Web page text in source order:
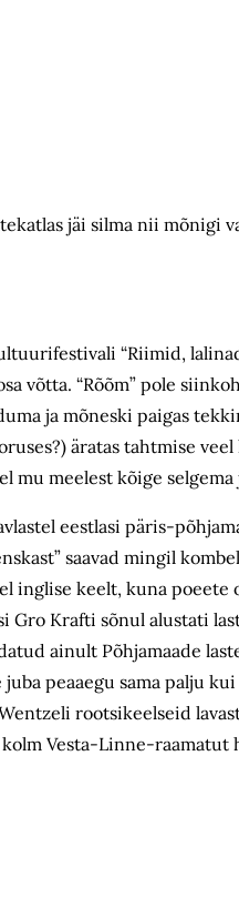
jäi silma nii mõnigi
“Riimid,
võtta. “Rõõm” pole
ja mõneski paigas
äratas tahtmise
meelest kõige selgema
eestlasi päris-
saavad mingil
inglise keelt, kuna
Gro Krafti sõnul alustati
ainult Põhjamaade
peaaegu sama palju kui
rootsikeelseid
kolm Vesta-Linne-